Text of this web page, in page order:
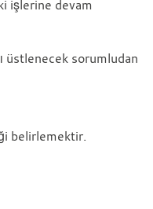
işlerine devam
üstlenecek sorumludan
belirlemektir.